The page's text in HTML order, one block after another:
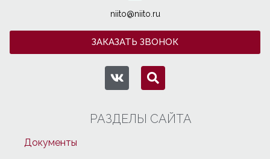
niito@niito.ru
ЗАКАЗАТЬ ЗВОНОК
РАЗДЕЛЫ САЙТА
Документы